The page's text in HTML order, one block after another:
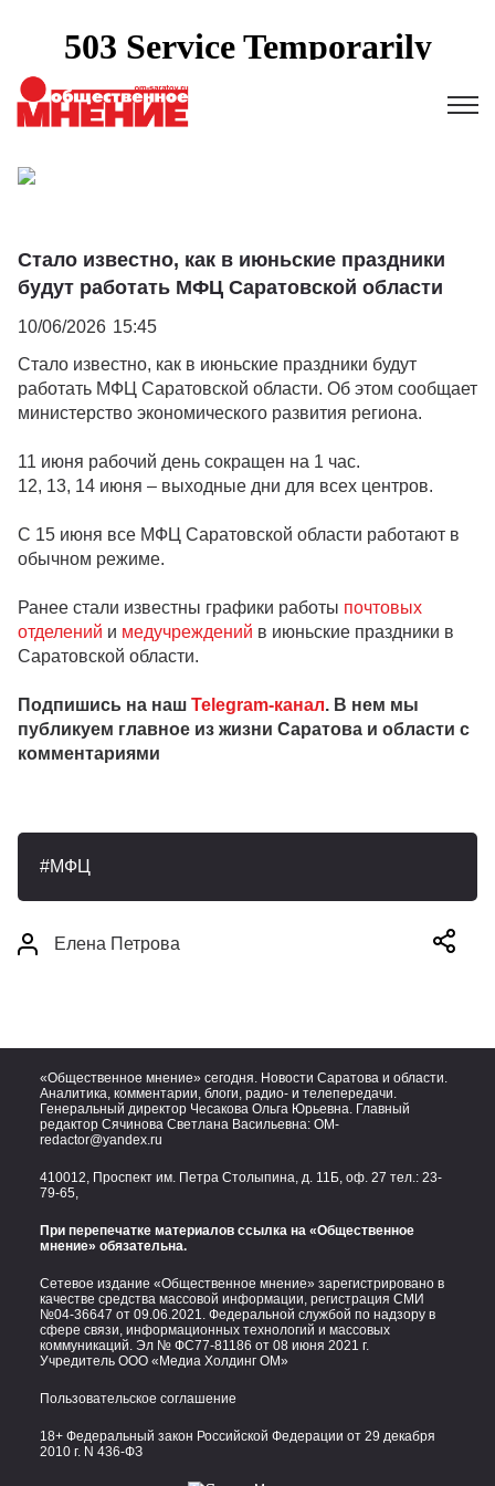
Стало известно, как в июньские праздники
будут работать МФЦ Саратовской области
10/06/2026 15:45
Стало известно, как в июньские праздники будут
работать МФЦ Саратовской области. Об этом сообщает
министерство экономического развития региона.
11 июня рабочий день сокращен на 1 час.
12, 13, 14 июня – выходные дни для всех центров.
С 15 июня все МФЦ Саратовской области работают в
обычном режиме.
Ранее стали известны графики работы почтовых
отделений и медучреждений в июньские праздники в
Саратовской области.
Подпишись на наш Telegram-канал. В нем мы
публикуем главное из жизни Саратова и области с
комментариями
МФЦ
Елена Петрова
«Общественное мнение» сегодня. Новости Саратова и области.
Аналитика, комментарии, блоги, радио- и телепередачи.
Генеральный директор Чесакова Ольга Юрьевна. Главный
редактор Сячинова Светлана Васильевна: OM-
redactor@yandex.ru
410012, Проспект им. Петра Столыпина, д. 11Б, оф. 27 тел.: 23-
79-65,
При перепечатке материалов ссылка на «Общественное
мнение» обязательна.
Сетевое издание «Общественное мнение» зарегистрировано в
качестве средства массовой информации, регистрация СМИ
№04-36647 от 09.06.2021. Федеральной службой по надзору в
сфере связи, информационных технологий и массовых
коммуникаций. Эл № ФС77-81186 от 08 июня 2021 г.
Учредитель ООО «Медиа Холдинг ОМ»
Пользовательское соглашение
18+ Федеральный закон Российской Федерации от 29 декабря
2010 г. N 436-ФЗ